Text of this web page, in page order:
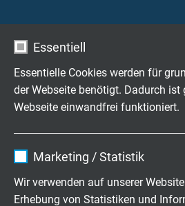
Essentiell
Essentielle Cookies werden für
der Webseite benötigt. Dadurch ist
Webseite einwandfrei funktioniert.
Marketing / Statistik
Wir verwenden auf unserer
Erhebung von Statistiken und
ABMESSUNGEN
Art.-Nr. Farbcode
L04521958 IEC 60584